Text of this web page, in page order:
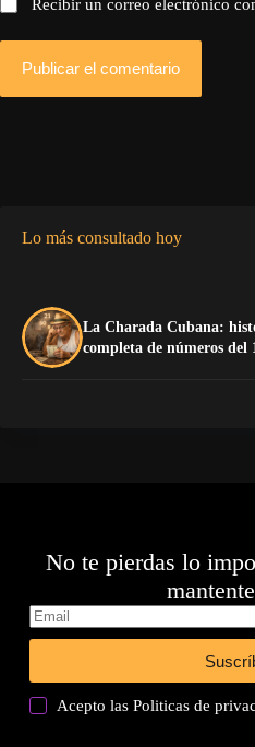
Recibir un correo electrónico
Publicar el comentario
Lo más consultado hoy
La Charada Cubana:
completa de números del
No te pierdas lo
Acepto lasPoliticas de